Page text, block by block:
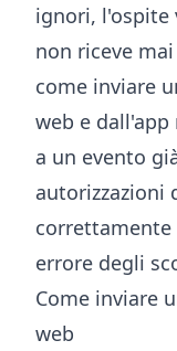
ignori, l'ospite
non riceve
come inviare
web e
a un evento
autorizzazioni
correttamente
errore degli
Come inviare
web